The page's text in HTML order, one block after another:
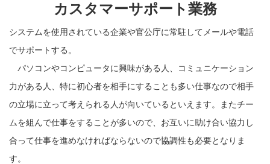
カスタマーサポート業務
システムを使用されている企業や官公庁に常駐してメールや電話
でサポートする。
パソコンやコンピュータに興味がある人、コミュニケーション
力がある人、特に初心者を相手にすることも多い仕事なので相手
の立場に立って考えられる人が向いているといえます。またチー
ムを組んで仕事をすることが多いので、お互いに助け合い協力し
合って仕事を進めなければならないので協調性も必要となりま
す。